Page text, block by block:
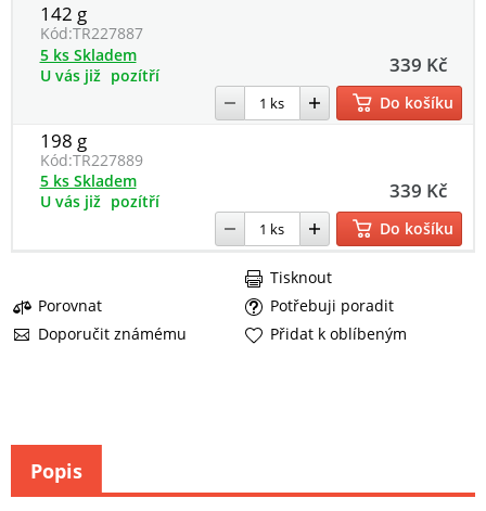
142 g
Kód:TR227887
339 Kč
5 ks Skladem
U vás již pozítří
Do košíku
198 g
Kód:TR227889
339 Kč
5 ks Skladem
U vás již pozítří
Do košíku
Porovnat
Potřebuji poradit
Doporučit známému
Tisknout
Přidat k oblíbeným
Popis